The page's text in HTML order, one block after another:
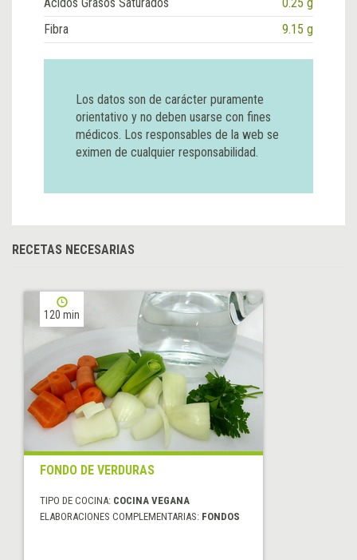
Fibra
9.15 g
Los datos son de carácter puramente
orientativo y no deben usarse con fines
médicos. Los responsables de la web se
eximen de cualquier responsabilidad.
RECETAS NECESARIAS
120 min
FONDO DE VERDURAS
TIPO DE COCINA: COCINA VEGANA
ELABORACIONES COMPLEMENTARIAS: FONDOS